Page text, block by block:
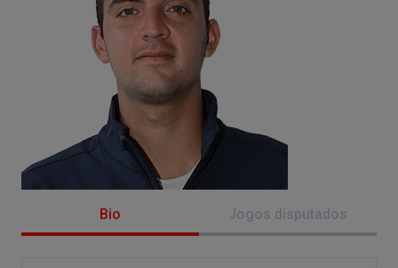
Bio Jogos disputados